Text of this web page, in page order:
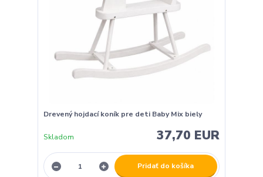
Drevený hojdací koník pre deti Baby Mix biely
37,70 EUR
Skladom
Pridať do košíka